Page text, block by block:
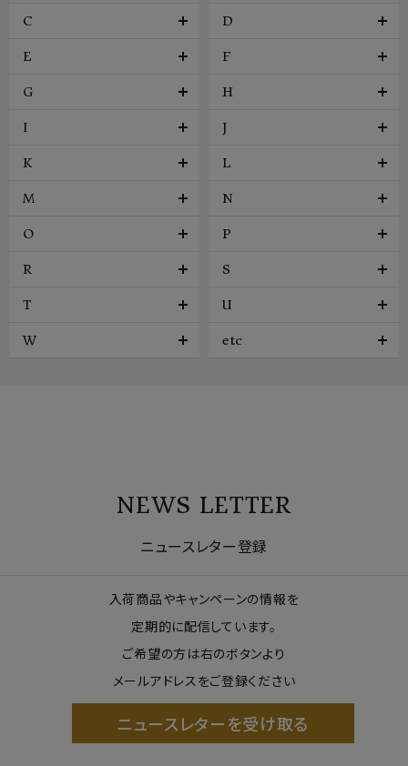
C D
E F
G H
I J
K L
M N
O P
R S
T U
W etc
NEWS LETTER
ニュースレター登録
入荷商品やキャンペーンの情報を
定期的に配信しています。
ご希望の方は右のボタンより
メールアドレスをご登録ください
ニュースレターを受け取る